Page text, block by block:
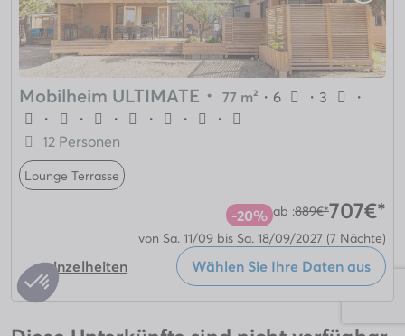
Mobilheim ULTIMATE ・ 77 m² ・ 6 ・ 3
・
・
・ ・ ・ ・
・
12 Personen
Lounge Terrasse
-20% ab :889€*707€*
von Sa. 11/09 bis Sa. 18/09/2027 (7 Nächte)
+ einzelheiten Wählen Sie Ihre Daten aus